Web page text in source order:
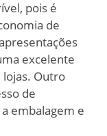
pois é
de
excelente
lojas. Outro
de
embalagem e